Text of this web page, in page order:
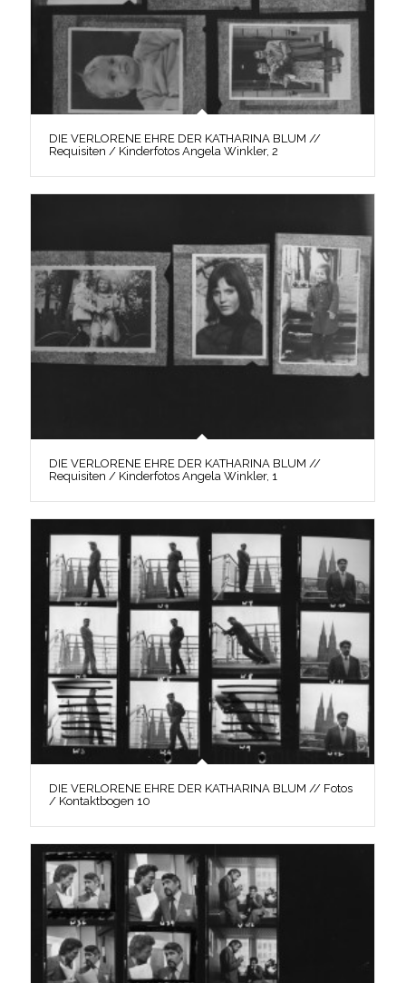
DIE VERLORENE EHRE DER KATHARINA BLUM //
Requisiten / Kinderfotos Angela Winkler, 2
DIE VERLORENE EHRE DER KATHARINA BLUM //
Requisiten / Kinderfotos Angela Winkler, 1
DIE VERLORENE EHRE DER KATHARINA BLUM // Fotos
/ Kontaktbogen 10